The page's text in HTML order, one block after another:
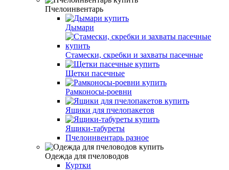
Пчелоинвентарь
Дымари
Стамески, скребки и захваты пасечные
Щетки пасечные
Рамконосы-роевни
Ящики для пчелопакетов
Ящики-табуреты
Пчелоинвентарь разное
Одежда для пчеловодов
Куртки